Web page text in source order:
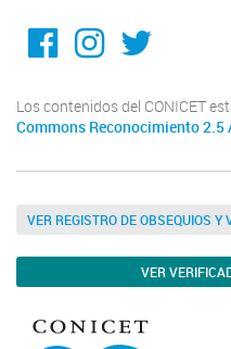
Facebook
Instagram
Twitter
Los contenidos del CONICET
Commons Reconocimiento 2.5
VER REGISTRO DE OBSEQUIOS
VER